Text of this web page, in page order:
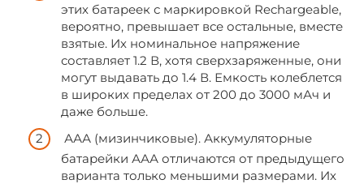
этих батареек с маркировкой Rechargeable,
вероятно, превышает все остальные, вместе
взятые. Их номинальное напряжение
составляет 1.2 В, хотя сверхзаряженные, они
могут выдавать до 1.4 В. Емкость колеблется
в широких пределах от 200 до 3000 мАч и
даже больше.
ААА (мизинчиковые). Аккумуляторные
батарейки ААА отличаются от предыдущего
варианта только меньшими размерами. Их